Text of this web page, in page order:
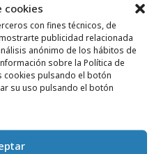
cookies
con fines técnicos, de
publicidad relacionada
anónimo de los hábitos de
sobre la Política de
cookies pulsando el botón
su uso pulsando el botón
en una nueva